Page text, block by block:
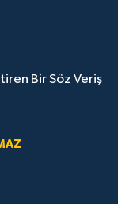
Bir Söz Veriş